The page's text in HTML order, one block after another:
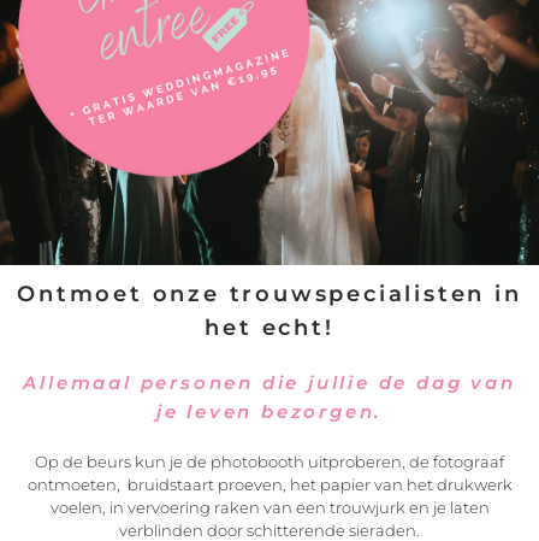
Neem contact op met
Marieke Janssen ART
Ontmoet onze trouwspecialisten in
het echt!
Allemaal personen die jullie de dag van
je leven bezorgen.
Op de beurs kun je de photobooth uitproberen, de fotograaf
ontmoeten, bruidstaart proeven, het papier van het drukwerk
voelen, in vervoering raken van een trouwjurk en je laten
verblinden door schitterende sieraden.